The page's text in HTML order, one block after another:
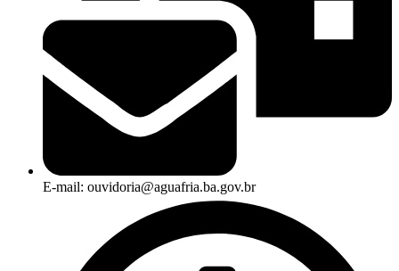
E-mail: ouvidoria@aguafria.ba.gov.br